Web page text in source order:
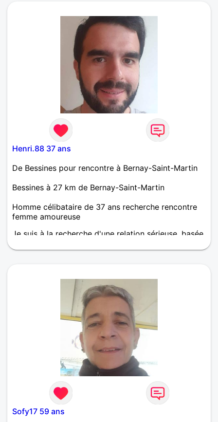
Henri.88 37 ans
De Bessines pour rencontre à Bernay-Saint-Martin
Bessines à 27 km de Bernay-Saint-Martin
Homme célibataire de 37 ans recherche rencontre
femme amoureuse
Je suis à la recherche d'une relation sérieuse, basée
quelques mots, je dirais de moi, que je suis gentil et
Sofy17 59 ans